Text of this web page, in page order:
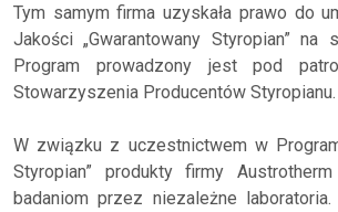
Tym samym firma uzyskała prawo do
Jakości „Gwarantowany Styropian” na
Program prowadzony jest pod
Stowarzyszenia Producentów Styropianu.
W związku z uczestnictwem w
Styropian” produkty firmy
badaniom przez niezależne laboratoria.